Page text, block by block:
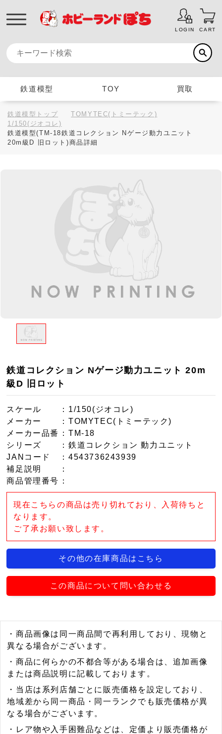
LOGIN CART
鉄道模型 TOY 買取
鉄道模型トップ
TOMYTEC(トミーテック)
1/150(ジオコレ)
鉄道模型(TM-18鉄道コレクション Nゲージ動力ユニット
20m級D 旧ロット)商品詳細
鉄道コレクション Nゲージ動力ユニット 20m
級D 旧ロット
スケール
：1/150(ジオコレ)
メーカー
：TOMYTEC(トミーテック)
メーカー品番
：TM-18
シリーズ
：鉄道コレクション 動力ユニット
JANコード
：4543736243939
補足説明
：
商品管理番号 ：
現在こちらの商品は売り切れており、入荷待ちと
なります。
ご了承お願い致します。
その他の在庫商品はこちら
この商品について問い合わせる
・商品画像は同一商品間で再利用しており、現物と
異なる場合がございます。
・商品に何らかの不都合等がある場合は、追加画像
または商品説明に記載しております。
・当店は系列店舗ごとに販売価格を設定しており、
地域差から同一商品・同一ランクでも販売価格が異
なる場合がございます。
・レア物や入手困難品などは、定価より販売価格が